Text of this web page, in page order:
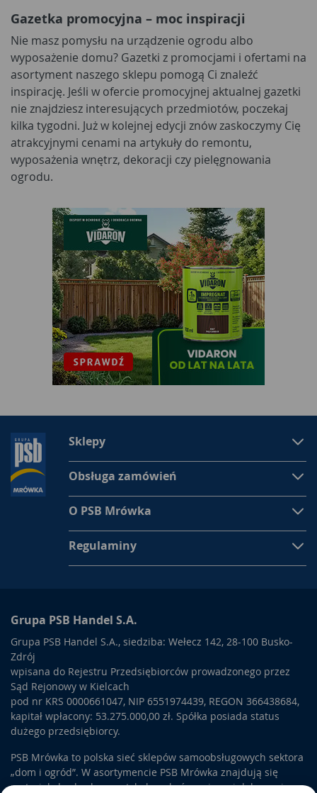
Gazetka promocyjna – moc inspiracji
Nie masz pomysłu na urządzenie ogrodu albo
wyposażenie domu? Gazetki z promocjami i ofertami na
asortyment naszego sklepu pomogą Ci znaleźć
inspirację. Jeśli w ofercie promocyjnej aktualnej gazetki
nie znajdziesz interesujących przedmiotów, poczekaj
kilka tygodni. Już w kolejnej edycji znów zaskoczymy Cię
atrakcyjnymi cenami na artykuły do remontu,
wyposażenia wnętrz, dekoracji czy pielęgnowania
ogrodu.
Sklepy
Obsługa zamówień
O PSB Mrówka
Regulaminy
Grupa PSB Handel S.A.
Grupa PSB Handel S.A., siedziba: Wełecz 142, 28-100 Busko-
Zdrój
wpisana do Rejestru Przedsiębiorców prowadzonego przez
Sąd Rejonowy w Kielcach
pod nr KRS 0000661047, NIP 6551974439, REGON 366438684,
kapitał wpłacony: 53.275.000,00 zł. Spółka posiada status
dużego przedsiębiorcy.
PSB Mrówka to polska sieć sklepów samoobsługowych sektora
„dom i ogród”. W asortymencie PSB Mrówka znajdują się
materiały budowlane, artykuły wykończeniowe i dekoracyjne,